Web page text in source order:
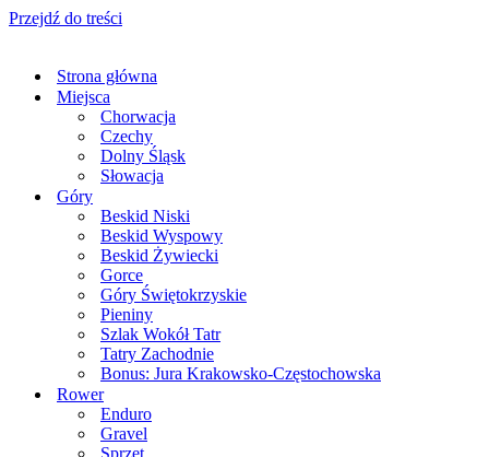
Przejdź do treści
Strona główna
Miejsca
Chorwacja
Czechy
Dolny Śląsk
Słowacja
Góry
Beskid Niski
Beskid Wyspowy
Beskid Żywiecki
Gorce
Góry Świętokrzyskie
Pieniny
Szlak Wokół Tatr
Tatry Zachodnie
Bonus: Jura Krakowsko-Częstochowska
Rower
Enduro
Gravel
Sprzęt